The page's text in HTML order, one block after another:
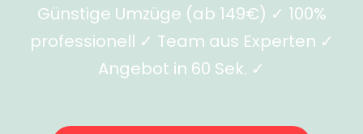
Günstige Umzüge (ab 149€) ✓ 100%
professionell ✓ Team aus Experten ✓
Angebot in 60 Sek. ✓